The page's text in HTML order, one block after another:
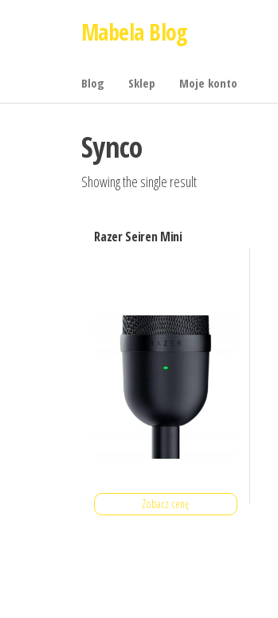
Mabela Blog
Blog Sklep Moje konto
Synco
Showing the single result
Razer Seiren Mini
Zobacz cenę